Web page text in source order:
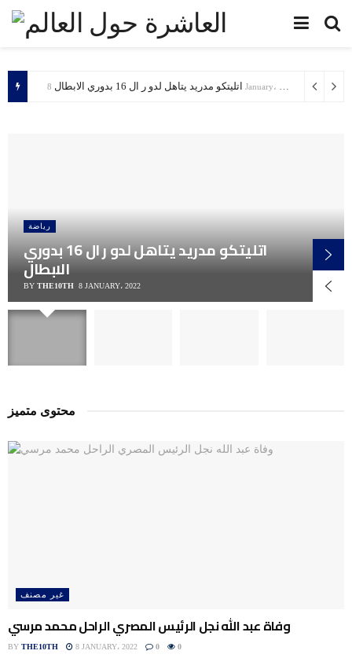
اتليتكو مدريد يتاهل لدو ر ال 16 بدوري الابطال 8 January، 2022
رياضة
اتليتكو مدريد يتاهل لدو ر ال 16 بدوري
الابطال
BY THE10TH 8 JANUARY، 2022
محتوى متميز
غير مصنف
وفاة عبد الله نجل الرئيس المصري الراحل محمد مرسي
BY THE10TH 8 JANUARY، 2022 0 0